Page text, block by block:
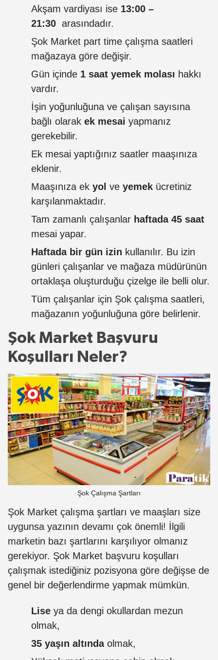
Akşam vardiyası ise 13:00 –
21:30 arasındadır.
Şok Market part time çalışma saatleri
mağazaya göre değişir.
Gün içinde 1 saat yemek molası hakkı
vardır.
İşin yoğunluğuna ve çalışan sayısına
bağlı olarak ek mesai yapmanız
gerekebilir.
Ek mesai yaptığınız saatler maaşınıza
eklenir.
Maaşınıza ek yol ve yemek ücretiniz
karşılanmaktadır.
Tam zamanlı çalışanlar haftada 45 saat
mesai yapar.
Haftada bir gün izin kullanılır. Bu izin
günleri çalışanlar ve mağaza müdürünün
ortaklaşa oluşturduğu çizelge ile belli olur.
Tüm çalışanlar için Şok çalışma saatleri,
mağazanın yoğunluğuna göre belirlenir.
Şok Market Başvuru
Koşulları Neler?
Şok Çalışma Şartları
Şok Market çalışma şartları ve maaşları size
uygunsa yazının devamı çok önemli! İlgili
marketin bazı şartlarını karşılıyor olmanız
gerekiyor. Şok Market başvuru koşulları
çalışmak istediğiniz pozisyona göre değişse de
genel bir değerlendirme yapmak mümkün.
Lise ya da dengi okullardan mezun
olmak,
35 yaşın altındaolmak,